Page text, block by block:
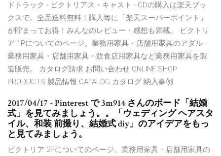
ドトラック - ビクトリアス・キャスト - CDの購入は楽天ブッ
クスで。全品送料無料！購入毎に「楽天スーパーポイント」
が貯まってお得！みんなのレビュー・感想も満載。 ビクトリ
ア 1Pについてのページ。業務用家具・店舗用家具のアダル –
業務用家具・店舗用家具・飲食店用家具など業務用家具を製
造販売。 カタログ請求 お問い合わせ ONLINE SHOP
PRODUCTS 製品情報 CATALOG カタログ 納入事例
2017/04/17 - Pinterest で 3m914 さんのボード「結婚
式」を見てみましょう。。「ウェディング ヘアスタ
イル、和装 前撮り、結婚式 diy」のアイデアをもっ
と見てみましょう。
ビクトリア 2Pについてのページ。業務用家具・店舗用家具の